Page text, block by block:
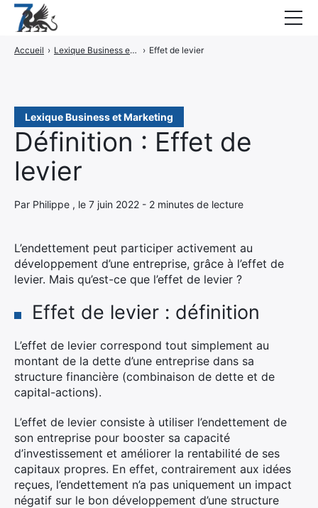
Accueil › Lexique Business et Marketing › Effet de levier
Lexique Business et Marketing
Définition : Effet de
levier
Par Philippe , le 7 juin 2022 - 2 minutes de lecture
L’endettement peut participer activement au
développement d’une entreprise, grâce à l’effet de
levier. Mais qu’est-ce que l’effet de levier ?
Effet de levier : définition
L’effet de levier correspond tout simplement au
montant de la dette d’une entreprise dans sa
structure financière (combinaison de dette et de
capital-actions).
L’effet de levier consiste à utiliser l’endettement de
son entreprise pour booster sa capacité
d’investissement et améliorer la rentabilité de ses
capitaux propres. En effet, contrairement aux idées
reçues, l’endettement n’a pas uniquement un impact
négatif sur le bon développement d’une structure
Guides
Interviews
CONTACT
ÉlémentÉlément